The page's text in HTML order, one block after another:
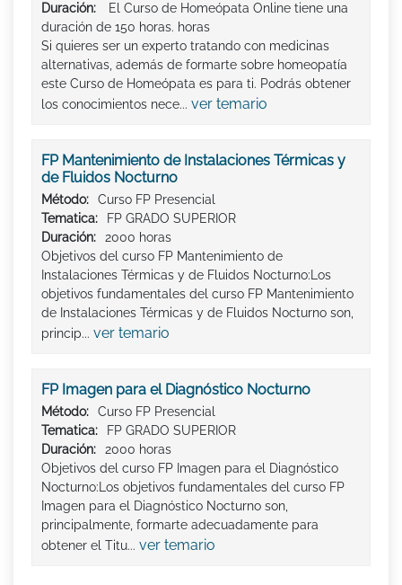
Duración:
El Curso de Homeópata Online tiene una
duración de 150 horas. horas
Si quieres ser un experto tratando con medicinas
alternativas, además de formarte sobre homeopatía
este Curso de Homeópata es para ti. Podrás obtener
los conocimientos nece... ver temario
FP Mantenimiento de Instalaciones Térmicas y
de Fluidos Nocturno
Método:
Curso FP Presencial
Tematica:
FP GRADO SUPERIOR
Duración:
2000 horas
Objetivos del curso FP Mantenimiento de
Instalaciones Térmicas y de Fluidos Nocturno:Los
objetivos fundamentales del curso FP Mantenimiento
de Instalaciones Térmicas y de Fluidos Nocturno son,
princip... ver temario
FP Imagen para el Diagnóstico Nocturno
Método:
Curso FP Presencial
Tematica:
FP GRADO SUPERIOR
Duración:
2000 horas
Objetivos del curso FP Imagen para el Diagnóstico
Nocturno:Los objetivos fundamentales del curso FP
Imagen para el Diagnóstico Nocturno son,
principalmente, formarte adecuadamente para
obtener el Titu... ver temario